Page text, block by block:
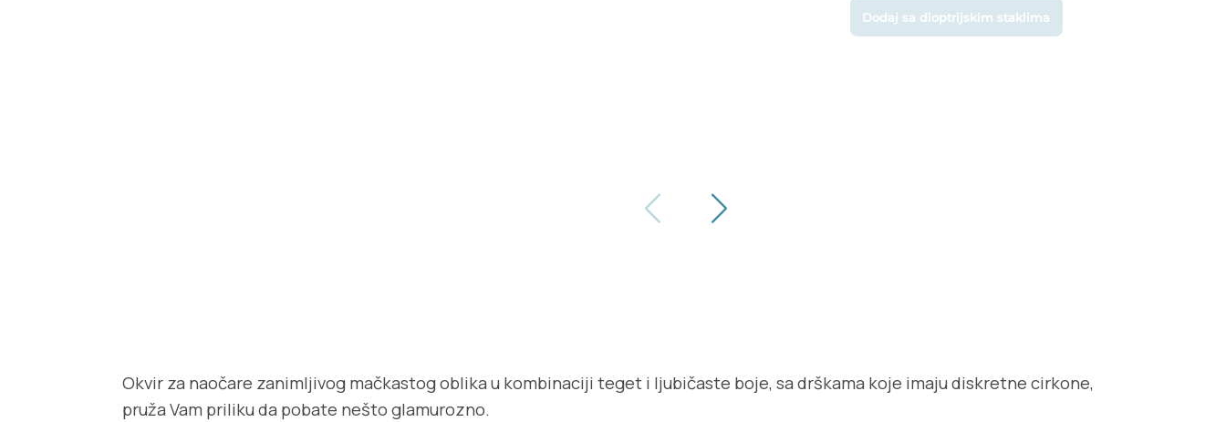
Dodaj sa dioptrijskim staklima
Okvir za naočare zanimljivog mačkastog oblika u kombinaciji teget i ljubičaste boje, sa drškama koje imaju diskretne cirkone,
pruža Vam priliku da pobate nešto glamurozno.